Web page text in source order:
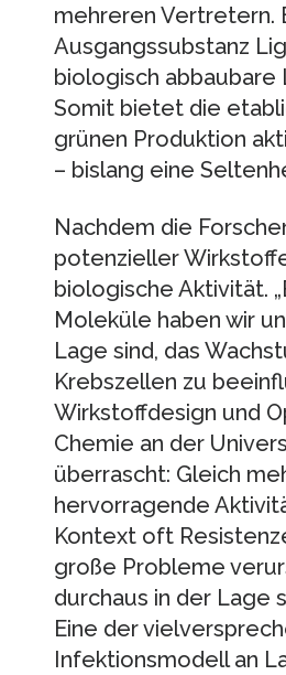
mehreren Vertretern.
Ausgangssubstanz
biologisch abbaubare
Somit bietet die
grünen Produktion
– bislang eine
Nachdem die
potenzieller
biologische Aktivität.
Moleküle haben wir
Lage sind, das
Krebszellen zu
Wirkstoffdesign und
Chemie an der
überrascht: Gleich
hervorragende
Kontext oft
große Probleme
durchaus in der Lage
Eine der
Infektionsmodell an